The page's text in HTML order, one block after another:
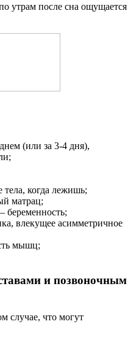
утрам после сна ощущается
(или за 3-4 дня),
когда лежишь;
матрац;
беременность;
влекущее асимметричное
мышц;
и позвоночным
случае, что могут